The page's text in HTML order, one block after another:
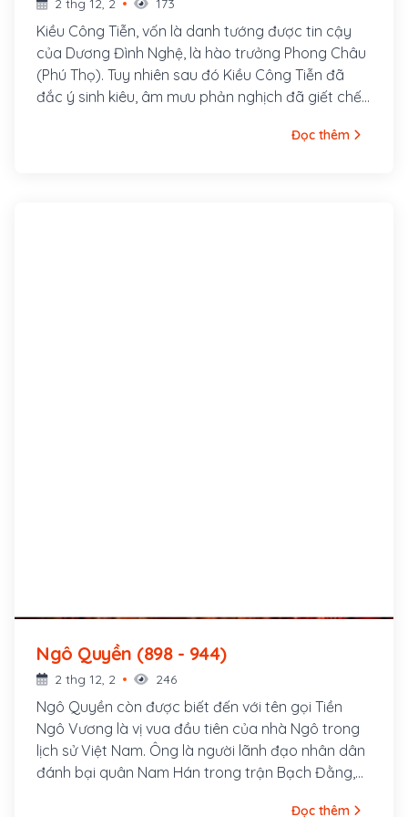
2 thg 12, 2 173
Kiều Công Tiễn, vốn là danh tướng được tin cậy
của Dương Đình Nghệ, là hào trưởng Phong Châu
(Phú Thọ). Tuy nhiên sau đó Kiều Công Tiễn đã
đắc ý sinh kiêu, âm mưu phản nghịch đã giết chết
Đọc thêm
Ngô Quyền (898 - 944)
2 thg 12, 2 246
Ngô Quyền còn được biết đến với tên gọi Tiền
Ngô Vương là vị vua đầu tiên của nhà Ngô trong
lịch sử Việt Nam. Ông là người lãnh đạo nhân dân
đánh bại quân Nam Hán trong trận Bạch Đằng,
Đọc thêm